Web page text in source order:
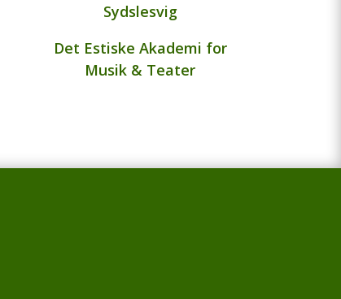
Sydslesvig
Det Estiske Akademi for
Musik & Teater